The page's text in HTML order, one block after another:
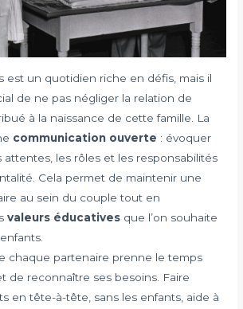
est un quotidien riche en défis, mais il
de ne pas négliger la relation de
à la naissance de cette famille. La
communication ouverte : évoquer
les rôles et les responsabilités
Cela permet de maintenir une
au sein du couple tout en
valeurs éducatives que l’on souhaite
chaque partenaire prenne le temps
de reconnaître ses besoins. Faire
en tête-à-tête, sans les enfants, aide à